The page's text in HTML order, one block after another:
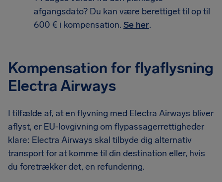
afgangsdato? Du kan være berettiget til op til
600 € i kompensation. Se her.
Kompensation for flyaflysning
Electra Airways
I tilfælde af, at en flyvning med Electra Airways bliver
aflyst, er EU-lovgivning om flypassagerrettigheder
klare: Electra Airways skal tilbyde dig alternativ
transport for at komme til din destination eller, hvis
du foretrækker det, en refundering.